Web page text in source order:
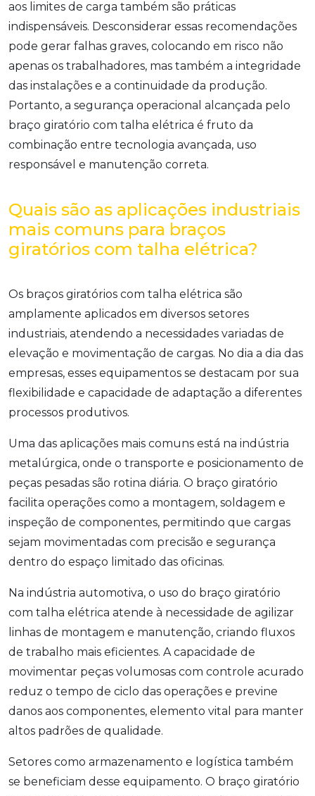
aos limites de carga também são práticas
indispensáveis. Desconsiderar essas recomendações
pode gerar falhas graves, colocando em risco não
apenas os trabalhadores, mas também a integridade
das instalações e a continuidade da produção.
Portanto, a segurança operacional alcançada pelo
braço giratório com talha elétrica é fruto da
combinação entre tecnologia avançada, uso
responsável e manutenção correta.
Quais são as aplicações industriais
mais comuns para braços
giratórios com talha elétrica?
Os braços giratórios com talha elétrica são
amplamente aplicados em diversos setores
industriais, atendendo a necessidades variadas de
elevação e movimentação de cargas. No dia a dia das
empresas, esses equipamentos se destacam por sua
flexibilidade e capacidade de adaptação a diferentes
processos produtivos.
Uma das aplicações mais comuns está na indústria
metalúrgica, onde o transporte e posicionamento de
peças pesadas são rotina diária. O braço giratório
facilita operações como a montagem, soldagem e
inspeção de componentes, permitindo que cargas
sejam movimentadas com precisão e segurança
dentro do espaço limitado das oficinas.
Na indústria automotiva, o uso do braço giratório
com talha elétrica atende à necessidade de agilizar
linhas de montagem e manutenção, criando fluxos
de trabalho mais eficientes. A capacidade de
movimentar peças volumosas com controle acurado
reduz o tempo de ciclo das operações e previne
danos aos componentes, elemento vital para manter
altos padrões de qualidade.
Setores como armazenamento e logística também
se beneficiam desse equipamento. O braço giratório